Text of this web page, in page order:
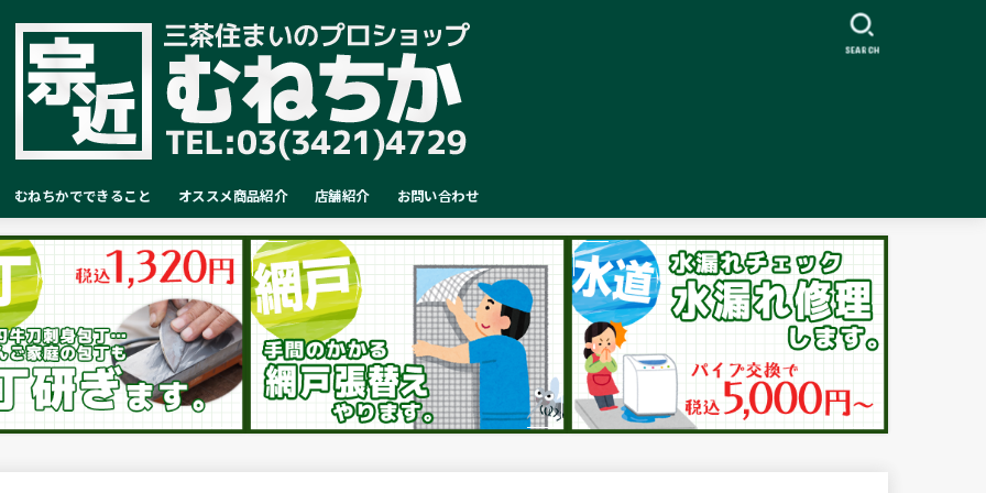
むねちかでできること オススメ商品紹介 店舗紹介 お問い合わせ
SEARCH